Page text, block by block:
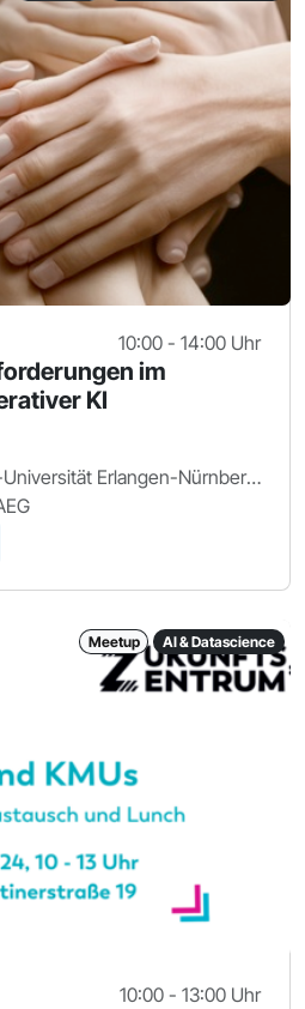
10:00 - 14:00 Uhr
im
KI
Friedrich-Alexander-Universität Erlangen-Nürnberg.
Meetup AI & Datascience
10:00 - 13:00 Uhr